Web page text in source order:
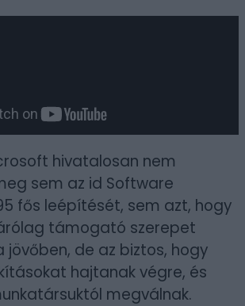
hivatalosan nem
sem az id Software
fős leépítését, sem azt, hogy
támogató szerepet
jövőben, de az biztos, hogy
hajtanak végre, és
megválnak.